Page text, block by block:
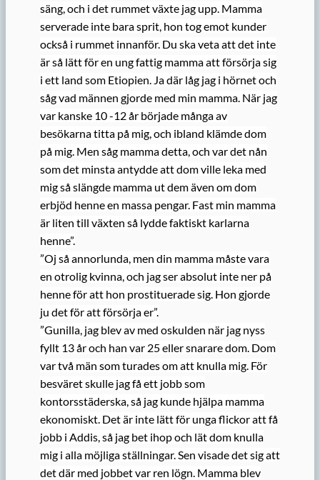
säng, och i det rummet växte jag upp. Mamma
serverade inte bara sprit, hon tog emot kunder
också i rummet innanför. Du ska veta att det inte
är så lätt för en ung fattig mamma att försörja sig
i ett land som Etiopien. Ja där låg jag i hörnet och
såg vad männen gjorde med min mamma. När jag
var kanske 10 -12 år började många av
besökarna titta på mig, och ibland klämde dom
på mig. Men såg mamma detta, och var det nån
som det minsta antydde att dom ville leka med
mig så slängde mamma ut dem även om dom
erbjöd henne en massa pengar. Fast min mamma
är liten till växten så lydde faktiskt karlarna
henne”.
”Oj så annorlunda, men din mamma måste vara
en otrolig kvinna, och jag ser absolut inte ner på
henne för att hon prostituerade sig. Hon gjorde
ju det för att försörja er”.
”Gunilla, jag blev av med oskulden när jag nyss
fyllt 13 år och han var 25 eller snarare dom. Dom
var två män som turades om att knulla mig. För
besväret skulle jag få ett jobb som
kontorsstäderska, så jag kunde hjälpa mamma
ekonomiskt. Det är inte lätt för unga flickor att få
jobb i Addis, så jag bet ihop och lät dom knulla
mig i alla möjliga ställningar. Sen visade det sig att
det där med jobbet var ren lögn. Mamma blev